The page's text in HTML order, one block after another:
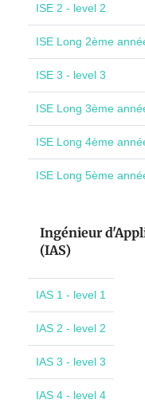
ISE 2 - level 2
ISE Long 2ème
ISE 3 - level 3
ISE Long 3ème
ISE Long 4ème
ISE Long 5ème
Ingénieur
(IAS)
IAS 1 - level 1
IAS 2 - level 2
IAS 3 - level 3
IAS 4 - level 4